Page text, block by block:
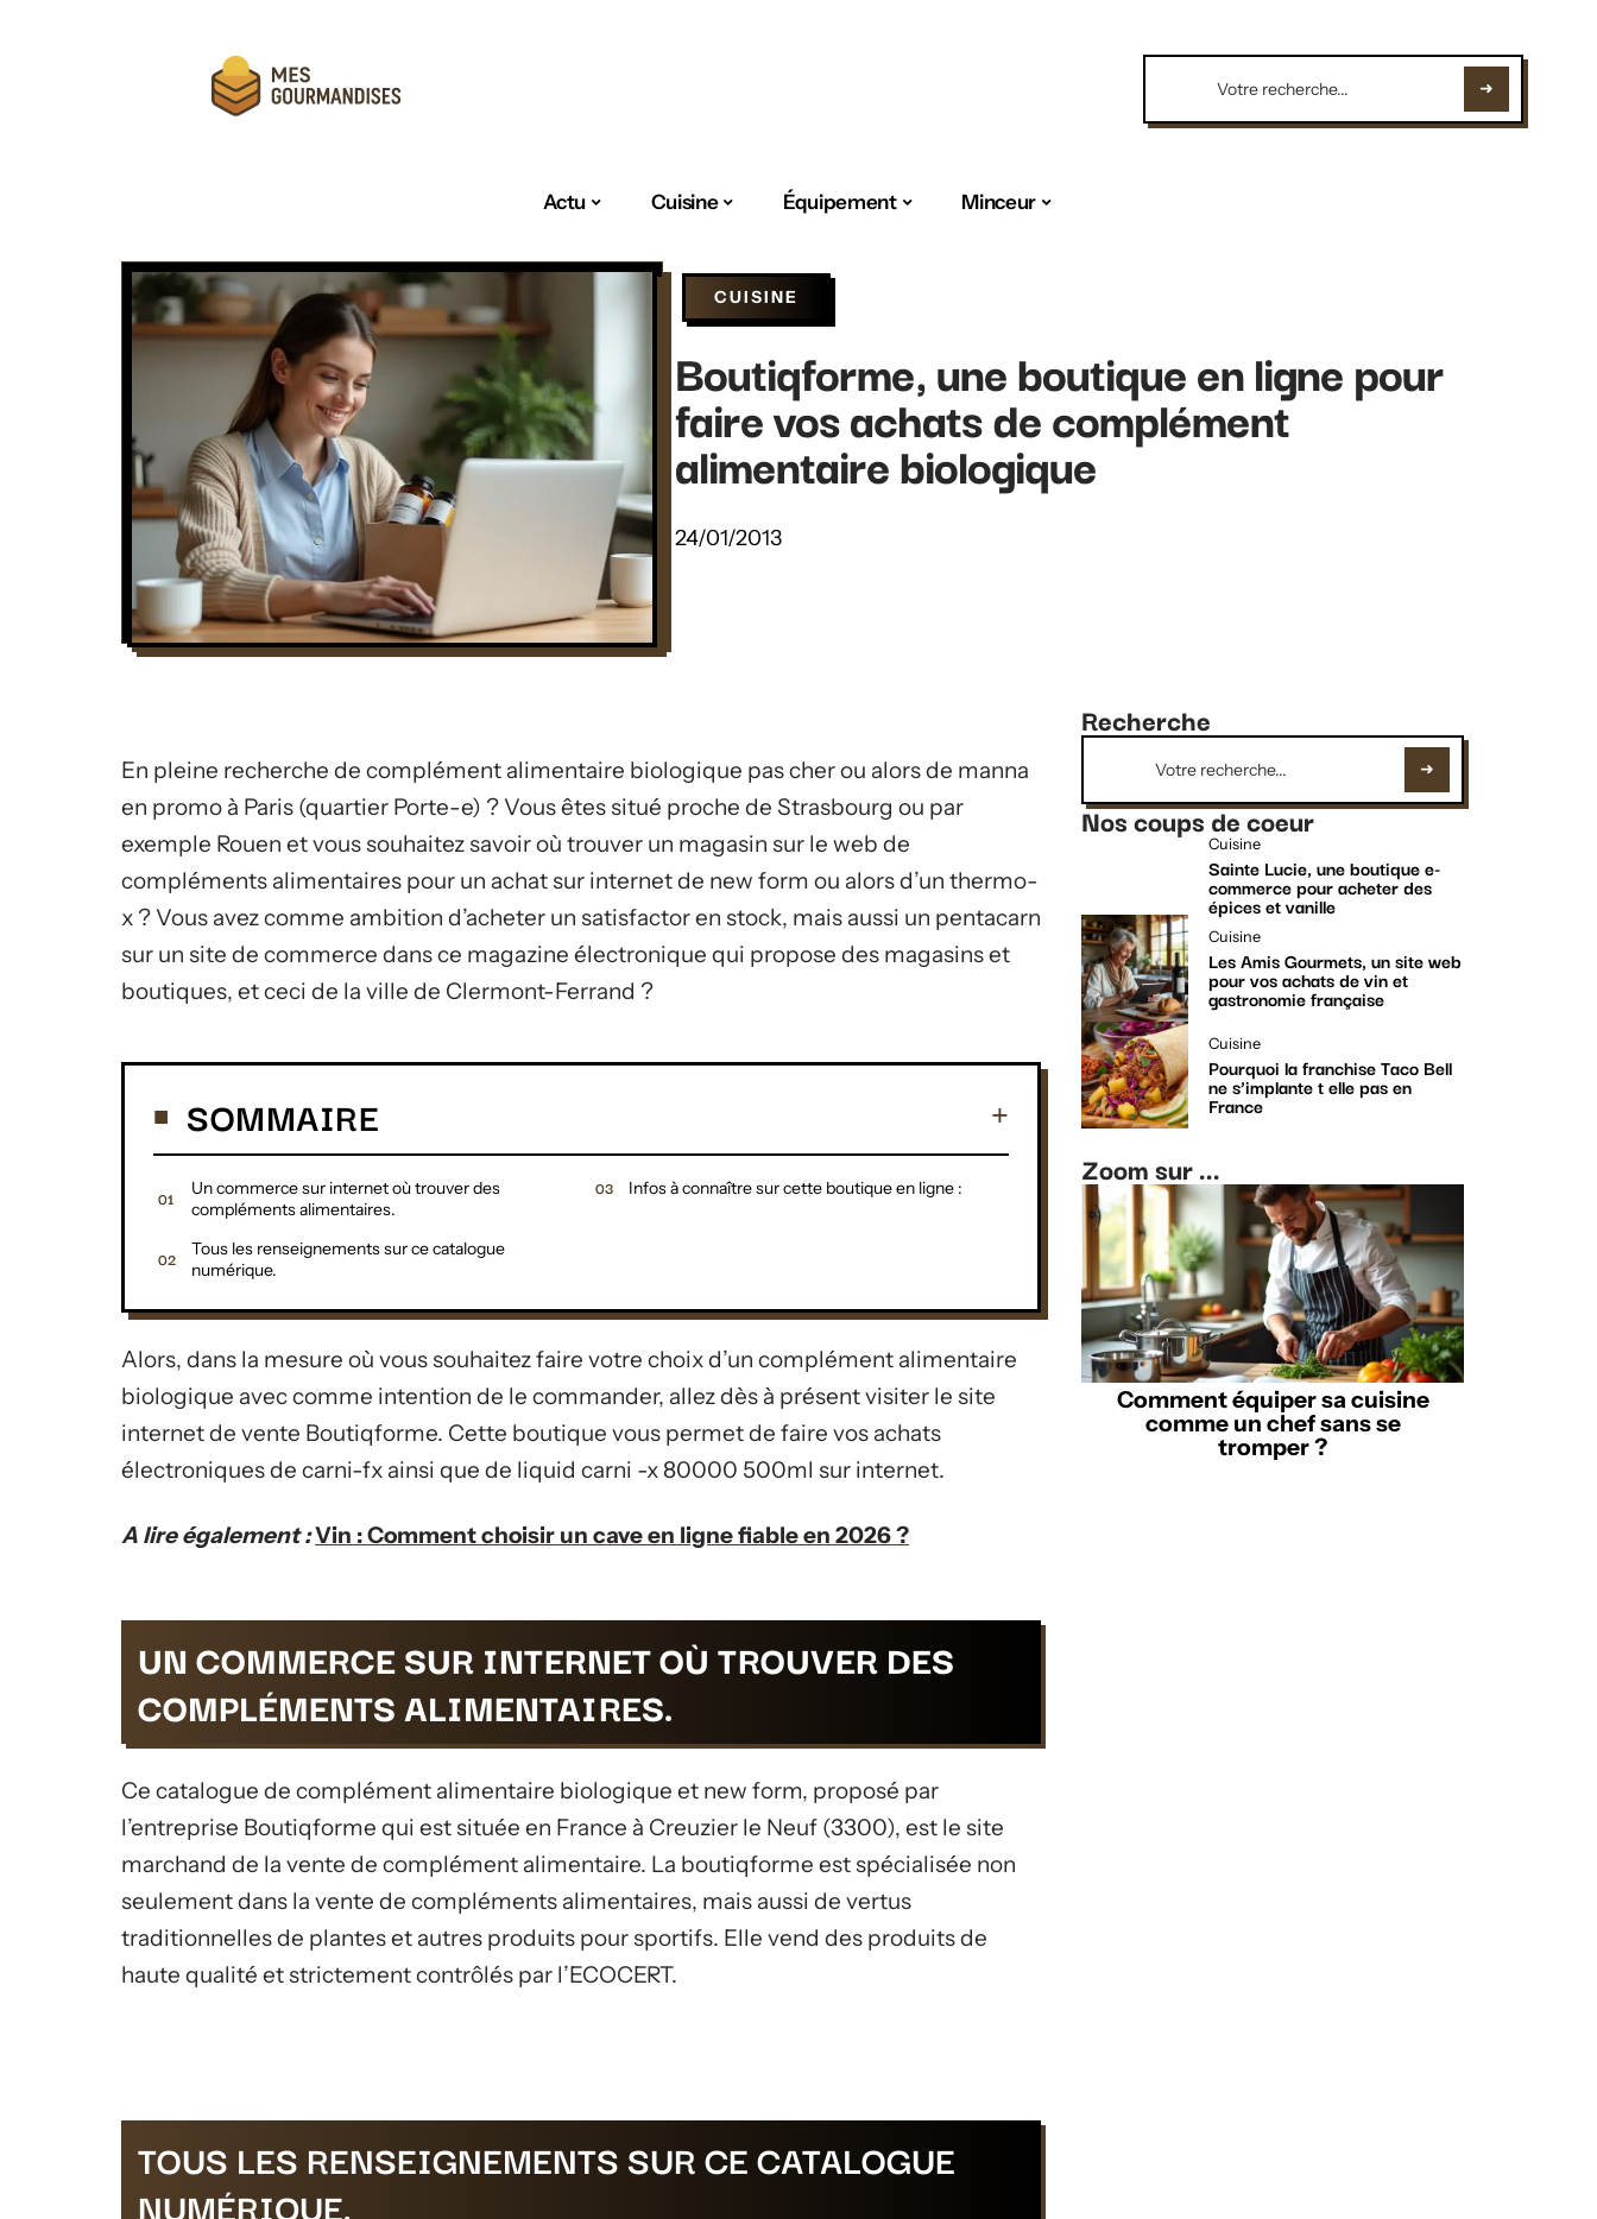
Actu Cuisine Équipement Minceur
CUISINE
Boutiqforme, une boutique en ligne pour
faire vos achats de complément
alimentaire biologique
24/01/2013
En pleine recherche de complément alimentaire biologique pas cher ou alors de manna
en promo à Paris (quartier Porte-e) ? Vous êtes situé proche de Strasbourg ou par
exemple Rouen et vous souhaitez savoir où trouver un magasin sur le web de
compléments alimentaires pour un achat sur internet de new form ou alors d’un thermo-
x ? Vous avez comme ambition d’acheter un satisfactor en stock, mais aussi un pentacarn
sur un site de commerce dans ce magazine électronique qui propose des magasins et
boutiques, et ceci de la ville de Clermont-Ferrand ?
SOMMAIRE
Un commerce sur internet où trouver des
compléments alimentaires.
Tous les renseignements sur ce catalogue
numérique.
Infos à connaître sur cette boutique en ligne :
Alors, dans la mesure où vous souhaitez faire votre choix d’un complément alimentaire
biologique avec comme intention de le commander, allez dès à présent visiter le site
internet de vente Boutiqforme. Cette boutique vous permet de faire vos achats
électroniques de carni-fx ainsi que de liquid carni -x 80000 500ml sur internet.
A lire également :Vin : Comment choisir un cave en ligne fiable en 2026 ?
UN COMMERCE SUR INTERNET OÙ TROUVER DES
COMPLÉMENTS ALIMENTAIRES.
Ce catalogue de complément alimentaire biologique et new form, proposé par
l’entreprise Boutiqforme qui est située en France à Creuzier le Neuf (3300), est le site
marchand de la vente de complément alimentaire. La boutiqforme est spécialisée non
seulement dans la vente de compléments alimentaires, mais aussi de vertus
traditionnelles de plantes et autres produits pour sportifs. Elle vend des produits de
haute qualité et strictement contrôlés par l’ECOCERT.
TOUS LES RENSEIGNEMENTS SUR CE CATALOGUE
NUMÉRIQUE.
Recherche
Nos coups de coeur
Cuisine
Sainte Lucie, une boutique e-
commerce pour acheter des
épices et vanille
Cuisine
Les Amis Gourmets, un site web
pour vos achats de vin et
gastronomie française
Cuisine
Pourquoi la franchise Taco Bell
ne s’implante t elle pas en
France
Zoom sur ...
Comment équiper sa cuisine
comme un chef sans se
tromper ?